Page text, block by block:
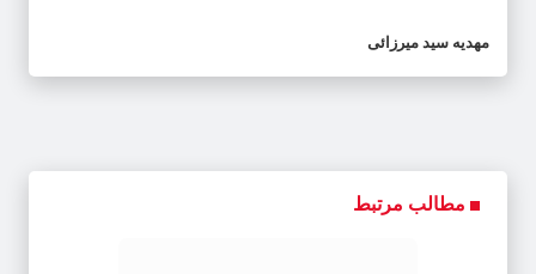
مهدیه سید میرزائی
مطالب مرتبط